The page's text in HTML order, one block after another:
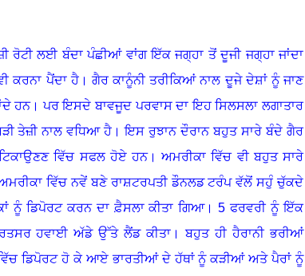
ਰੋਟੀ ਲਈ ਬੰਦਾ ਪੰਛੀਆਂ ਵਾਂਗ ਇੱਕ ਜਗ੍ਹਾ ਤੋਂ ਦੂਜੀ ਜਗ੍ਹਾ ਜਾਂਦਾ
ਕਰਨਾ ਪੈਂਦਾ ਹੈ। ਗੈਰ ਕਾਨੂੰਨੀ ਤਰੀਕਿਆਂ ਨਾਲ ਦੂਜੇ ਦੇਸ਼ਾਂ ਨੂੰ ਜਾਣ
ਹਨ।ਪਰ ਇਸਦੇ ਬਾਵਜੂਦ ਪਰਵਾਸ ਦਾ ਇਹ ਸਿਲਸਲਾ ਲਗਾਤਾਰ
ਤੇਜ਼ੀ ਨਾਲ ਵਧਿਆ ਹੈ ।ਇਸ ਰੁਝਾਨ ਦੌਰਾਨ ਬਹੁਤ ਸਾਰੇ ਬੰਦੇ ਗੈਰ
ਵਿੱਚ ਸਫਲ ਹੋਏ ਹਨ।ਅਮਰੀਕਾ ਵਿੱਚ ਵੀ ਬਹੁਤ ਸਾਰੇ
ਵਿੱਚ ਨਵੇਂ ਬਣੇ ਰਾਸ਼ਟਰਪਤੀ ਡੌਨਲਡ ਟਰੰਪ ਵੱਲੋਂ ਸਹੁੰ ਚੁੱਕਦੇ
ਨੂੰ ਡਿਪੋਰਟ ਕਰਨ ਦਾ ਫ਼ੈਸਲਾ ਕੀਤਾ ਗਿਆ।5 ਫਰਵਰੀ ਨੂੰ ਇੱਕ
ਹਵਾਈ ਅੱਡੇ ਉੱਤੇ ਲੈਂਡ ਕੀਤਾ ।
ਬਹੁਤ ਹੀ ਹੈਰਾਨੀ ਭਰੀਆਂ
ਡਿਪੋਰਟ ਹੋ ਕੇ ਆਏ ਭਾਰਤੀਆਂ ਦੇ ਹੱਥਾਂ ਨੂੰ ਕੜੀਆਂ ਅਤੇ ਪੈਰਾਂ ਨੂੰ